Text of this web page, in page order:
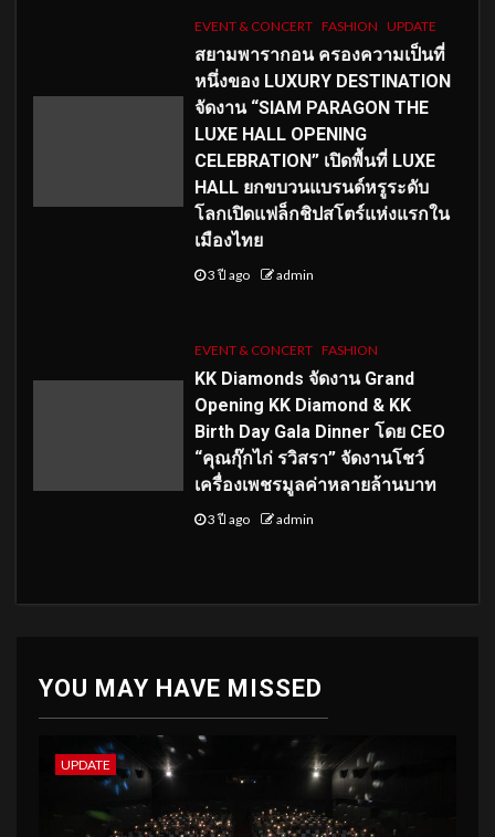
EVENT & CONCERT FASHION UPDATE
สยามพารากอน ครองความเป็นที่
หนึ่งของ LUXURY DESTINATION
จัดงาน “SIAM PARAGON THE
LUXE HALL OPENING
CELEBRATION” เปิดพื้นที่ LUXE
HALL ยกขบวนแบรนด์หรูระดับ
โลกเปิดแฟล็กชิปสโตร์แห่งแรกใน
เมืองไทย
3 ปี ago admin
EVENT & CONCERT FASHION
KK Diamonds จัดงาน Grand
Opening KK Diamond & KK
Birth Day Gala Dinner โดย CEO
“คุณกุ๊กไก่ รวิสรา” จัดงานโชว์
เครื่องเพชรมูลค่าหลายล้านบาท
3 ปี ago admin
YOU MAY HAVE MISSED
UPDATE